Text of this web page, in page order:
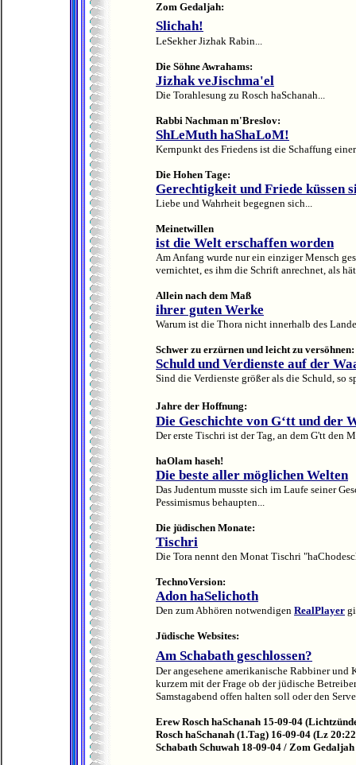
Zom Gedaljah:
Slichah!
LeSekher Jizhak Rabin...
Die Söhne Awrahams:
Jizhak veJischma'el
Die Torahlesung zu Rosch haSchanah...
Rabbi Nachman m'Breslov:
ShLeMuth haShaLoM!
Kernpunkt des Friedens ist die Schaffung
Die Hohen Tage:
Gerechtigkeit und Friede küssen
Liebe und Wahrheit begegnen sich...
Meinetwillen
ist die Welt erschaffen worden
Am Anfang wurde nur ein einziger Mensch
vernichtet, es ihm die Schrift anrechnet, als
Allein nach dem Maß
ihrer guten Werke
Warum ist die Thora nicht innerhalb des
Schwer zu erzürnen und leicht zu versöhnen:
Schuld und Verdienste auf der
Sind die Verdienste größer als die Schuld, so
Jahre der Hoffnung:
Die Geschichte von G‘tt und der
Der erste Tischri ist der Tag, an dem G'tt den
haOlam haseh!
Die beste aller möglichen Welten
Das Judentum musste sich im Laufe seiner
Pessimismus behaupten...
Die jüdischen Monate:
Tischri
Die Tora nennt den Monat Tischri
TechnoVersion:
Adon haSelichoth
Den zum Abhören notwendigen RealPlayer
Jüdische Websites:
Am Schabath geschlossen?
Der angesehene amerikanische Rabbiner
kurzem mit der Frage ob der jüdische
Samstagabend offen halten soll oder den
Erew Rosch haSchanah 15-09-04
Rosch haSchanah (1.Tag) 16-09-04 (Lz
Schabath Schuwah 18-09-04 / Zom